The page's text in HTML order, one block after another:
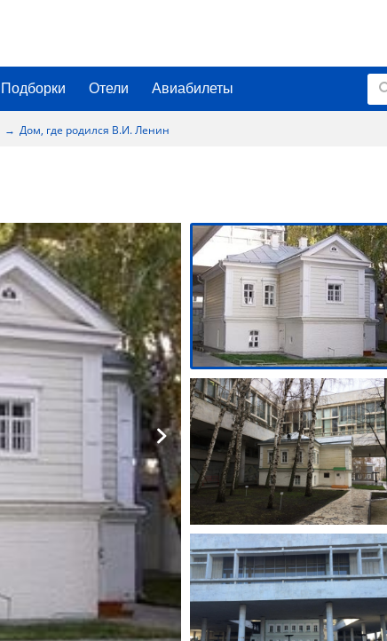
Подборки Отели Авиабилеты
Дом, где родился В.И. Ленин